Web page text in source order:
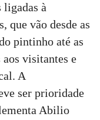
ligadas à
que vão desde as
pintinho até as
aos visitantes e
A
ser prioridade
Abilio